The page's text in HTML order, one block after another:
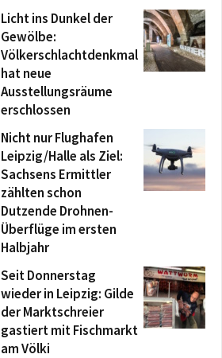
Licht ins Dunkel der
Gewölbe:
Völkerschlachtdenkmal
hat neue
Ausstellungsräume
erschlossen
Nicht nur Flughafen
Leipzig/Halle als Ziel:
Sachsens Ermittler
zählten schon
Dutzende Drohnen-
Überflüge im ersten
Halbjahr
Seit Donnerstag
wieder in Leipzig: Gilde
der Marktschreier
gastiert mit Fischmarkt
am Völki